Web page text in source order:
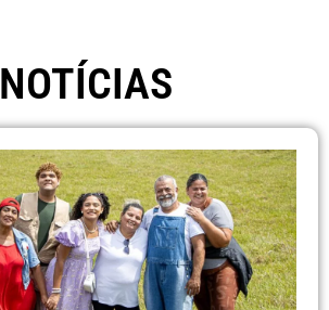
NOTÍCIAS